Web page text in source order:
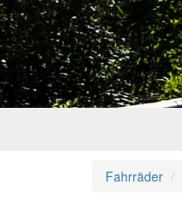
Fahrräder